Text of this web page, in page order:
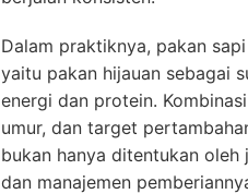
Dalam praktiknya, pakan
yaitu pakan hijauan sebagai
energi dan protein.
umur, dan target
bukan hanya ditentukan
dan manajemen